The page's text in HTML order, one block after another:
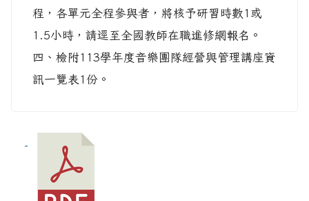
程，各單元全程參與者，將核予研習時數1或
1.5小時，請逕至全國教師在職進修網報名。
四、檢附113學年度音樂團隊經營與管理講座資
訊一覽表1份。